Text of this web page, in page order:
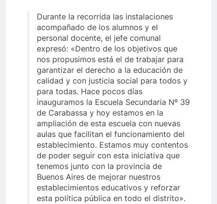
Durante la recorrida las instalaciones
acompañado de los alumnos y el
personal docente, el jefe comunal
expresó: «Dentro de los objetivos que
nos propusimos está el de trabajar para
garantizar el derecho a la educación de
calidad y con justicia social para todos y
para todas. Hace pocos días
inauguramos la Escuela Secundaria Nº 39
de Carabassa y hoy estamos en la
ampliación de esta escuela con nuevas
aulas que facilitan el funcionamiento del
establecimiento. Estamos muy contentos
de poder seguir con esta iniciativa que
tenemos junto con la provincia de
Buenos Aires de mejorar nuestros
establecimientos educativos y reforzar
esta política pública en todo el distrito».